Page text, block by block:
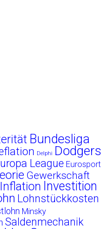
Bundesliga
Delphi Dodgers
League Eurosport
Gewerkschaft
Inflation Investition
Lohnstückkosten
Minsky
Saldenmechanik